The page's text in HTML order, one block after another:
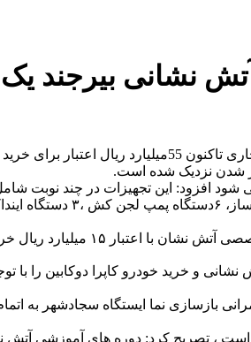
آتش نشانی
به گزارش مدیریت ارتباطات و امور بین الملل شهرداری ؛
شدن نزدیک شده است.
وی اظهار داشت: طبق برنامه ریزی
را به کاربری آتش نشانی و خرید خودرو
بازسازی نما ایستگاه سجادشهر به
است ، تصریح کرد: دوره های آموزشی